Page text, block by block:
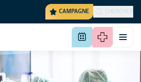
CAMPAGNE CHERCHER